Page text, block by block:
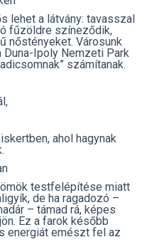
lehet a látvány: tavasszal
fűzöldre színeződik,
nőstényeket. Városunk
Ipoly Nemzeti Park
számítanak.
ahol hagynak
testfelépítése miatt
de ha ragadozó –
– támad rá, képes
Ez a farok később
energiát emészt fel az